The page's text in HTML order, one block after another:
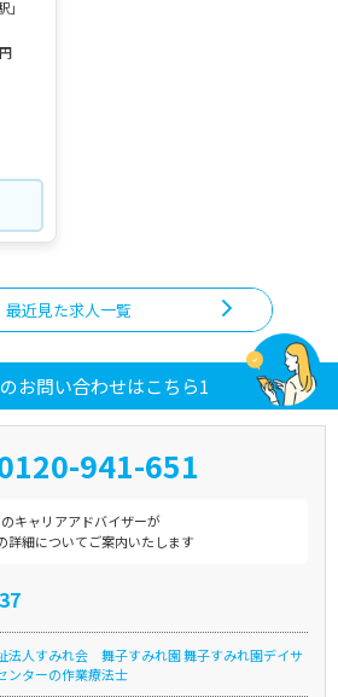
最近見た求人一覧
お問い合わせはこちら1
941-651
キャリアアドバイザーが
詳細についてご案内いたします
法人すみれ会 舞子すみれ園 舞子すみれ園デイサ
ンターの作業療法士